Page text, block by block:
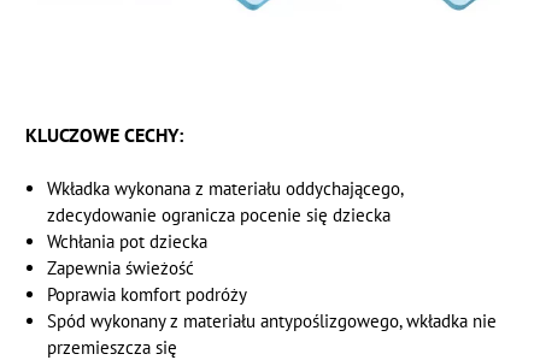
KLUCZOWE CECHY:
Wkładka wykonana z materiału oddychającego,
zdecydowanie ogranicza pocenie się dziecka
Wchłania pot dziecka
Zapewnia świeżość
Poprawia komfort podróży
Spód wykonany z materiału antypoślizgowego, wkładka nie
przemieszcza się